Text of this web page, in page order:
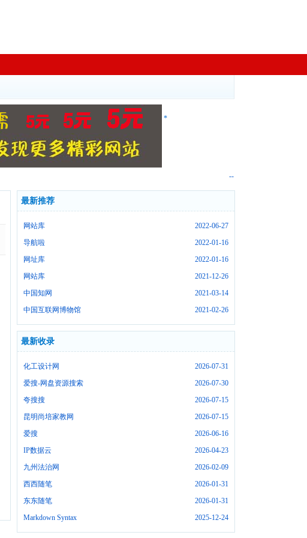
*
--
最新推荐
2022-06-27
网站库
2022-01-16
导航啦
2022-01-16
网址库
2021-12-26
网站库
2021-03-14
中国知网
2021-02-26
中国互联网博物馆
最新收录
2026-07-31
化工设计网
2026-07-30
爱搜-网盘资源搜索
2026-07-15
夸搜搜
2026-07-15
昆明尚培家教网
2026-06-16
爱搜
2026-04-23
IP数据云
2026-02-09
九州法治网
2026-01-31
西西随笔
2026-01-31
东东随笔
2025-12-24
Markdown Syntax